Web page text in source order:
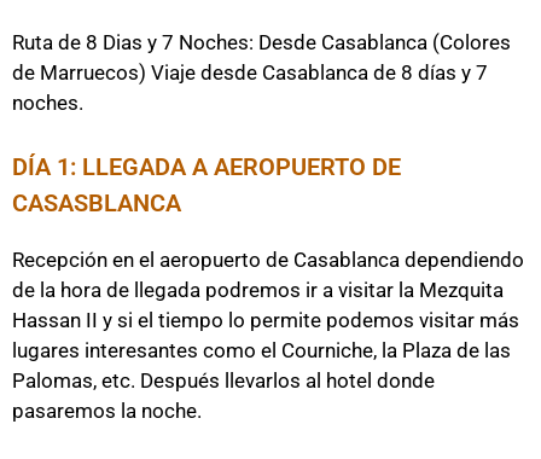
Ruta de 8 Dias y 7 Noches: Desde Casablanca (Colores
de Marruecos) Viaje desde Casablanca de 8 días y 7
noches.
DÍA 1: LLEGADA A AEROPUERTO DE
CASASBLANCA
Recepción en el aeropuerto de Casablanca dependiendo
de la hora de llegada podremos ir a visitar la Mezquita
Hassan II y si el tiempo lo permite podemos visitar más
lugares interesantes como el Courniche, la Plaza de las
Palomas, etc. Después llevarlos al hotel donde
pasaremos la noche.